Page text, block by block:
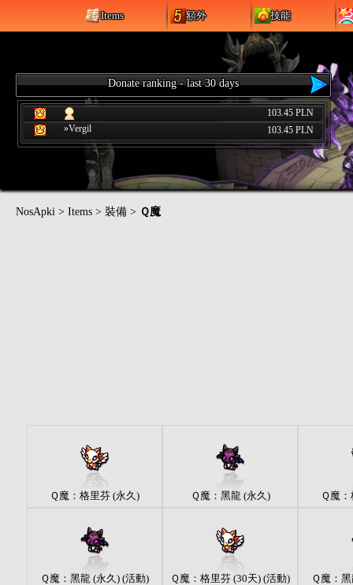
Items 額外 技能
Donate ranking - last 30 days
103.45 PLN
»Vergil
103.45 PLN
NosApki > Items > 裝備 > Ｑ魔
Ｑ魔：格里芬 (永久) Ｑ魔：黑龍 (永久) Ｑ魔
Ｑ魔：黑龍 (永久) (活動) Ｑ魔：格里芬 (30天) (活動) Ｑ魔：